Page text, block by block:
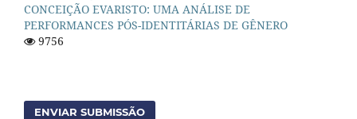
CONCEIÇÃO EVARISTO: UMA ANÁLISE DE
PERFORMANCES PÓS-IDENTITÁRIAS DE GÊNERO
9756
ENVIAR SUBMISSÃO